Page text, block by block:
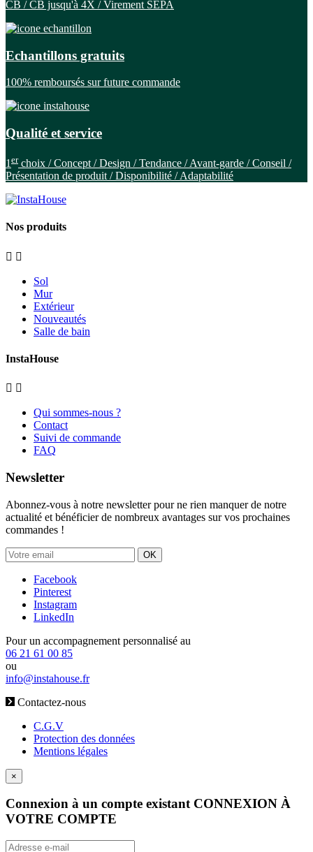
CB / CB jusqu'à 4X / Virement SEPA
Echantillons gratuits
100% remboursés sur future commande
Qualité et service
1 erchoix / Concept / Design / Tendance / Avant-garde / Conseil /
Présentation de produit / Disponibilité / Adaptabilité
Nos produits
 
Sol
Mur
Extérieur
Nouveautés
Salle de bain
InstaHouse
 
Qui sommes-nous ?
Contact
Suivi de commande
FAQ
Newsletter
Abonnez-vous à notre newsletter pour ne rien manquer de notre
actualité et bénéficier de nombreux avantages sur vos prochaines
commandes !
OK
Facebook
Pinterest
Instagram
LinkedIn
Pour un accompagnement personnalisé au
06 21 61 00 85
ou
info@instahouse.fr
Contactez-nous
C.G.V
Protection des données
Mentions légales
×
Connexion à un compte existant CONNEXION À
VOTRE COMPTE